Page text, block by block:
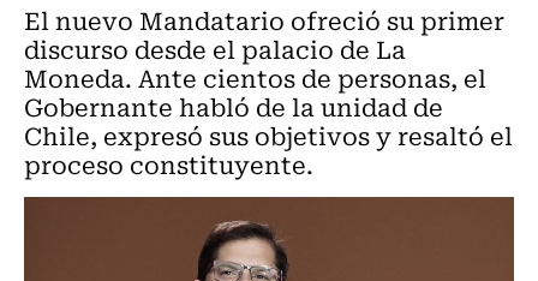
El nuevo Mandatario ofreció su primer
discurso desde el palacio de La
Moneda. Ante cientos de personas, el
Gobernante habló de la unidad de
Chile, expresó sus objetivos y resaltó el
proceso constituyente.